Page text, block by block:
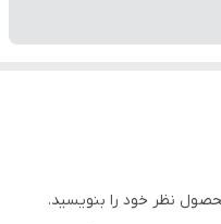
نظر خود را بنویسید.